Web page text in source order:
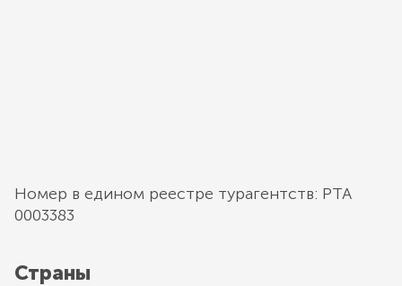
Номер в едином реестре турагентств: РТА
0003383
Страны